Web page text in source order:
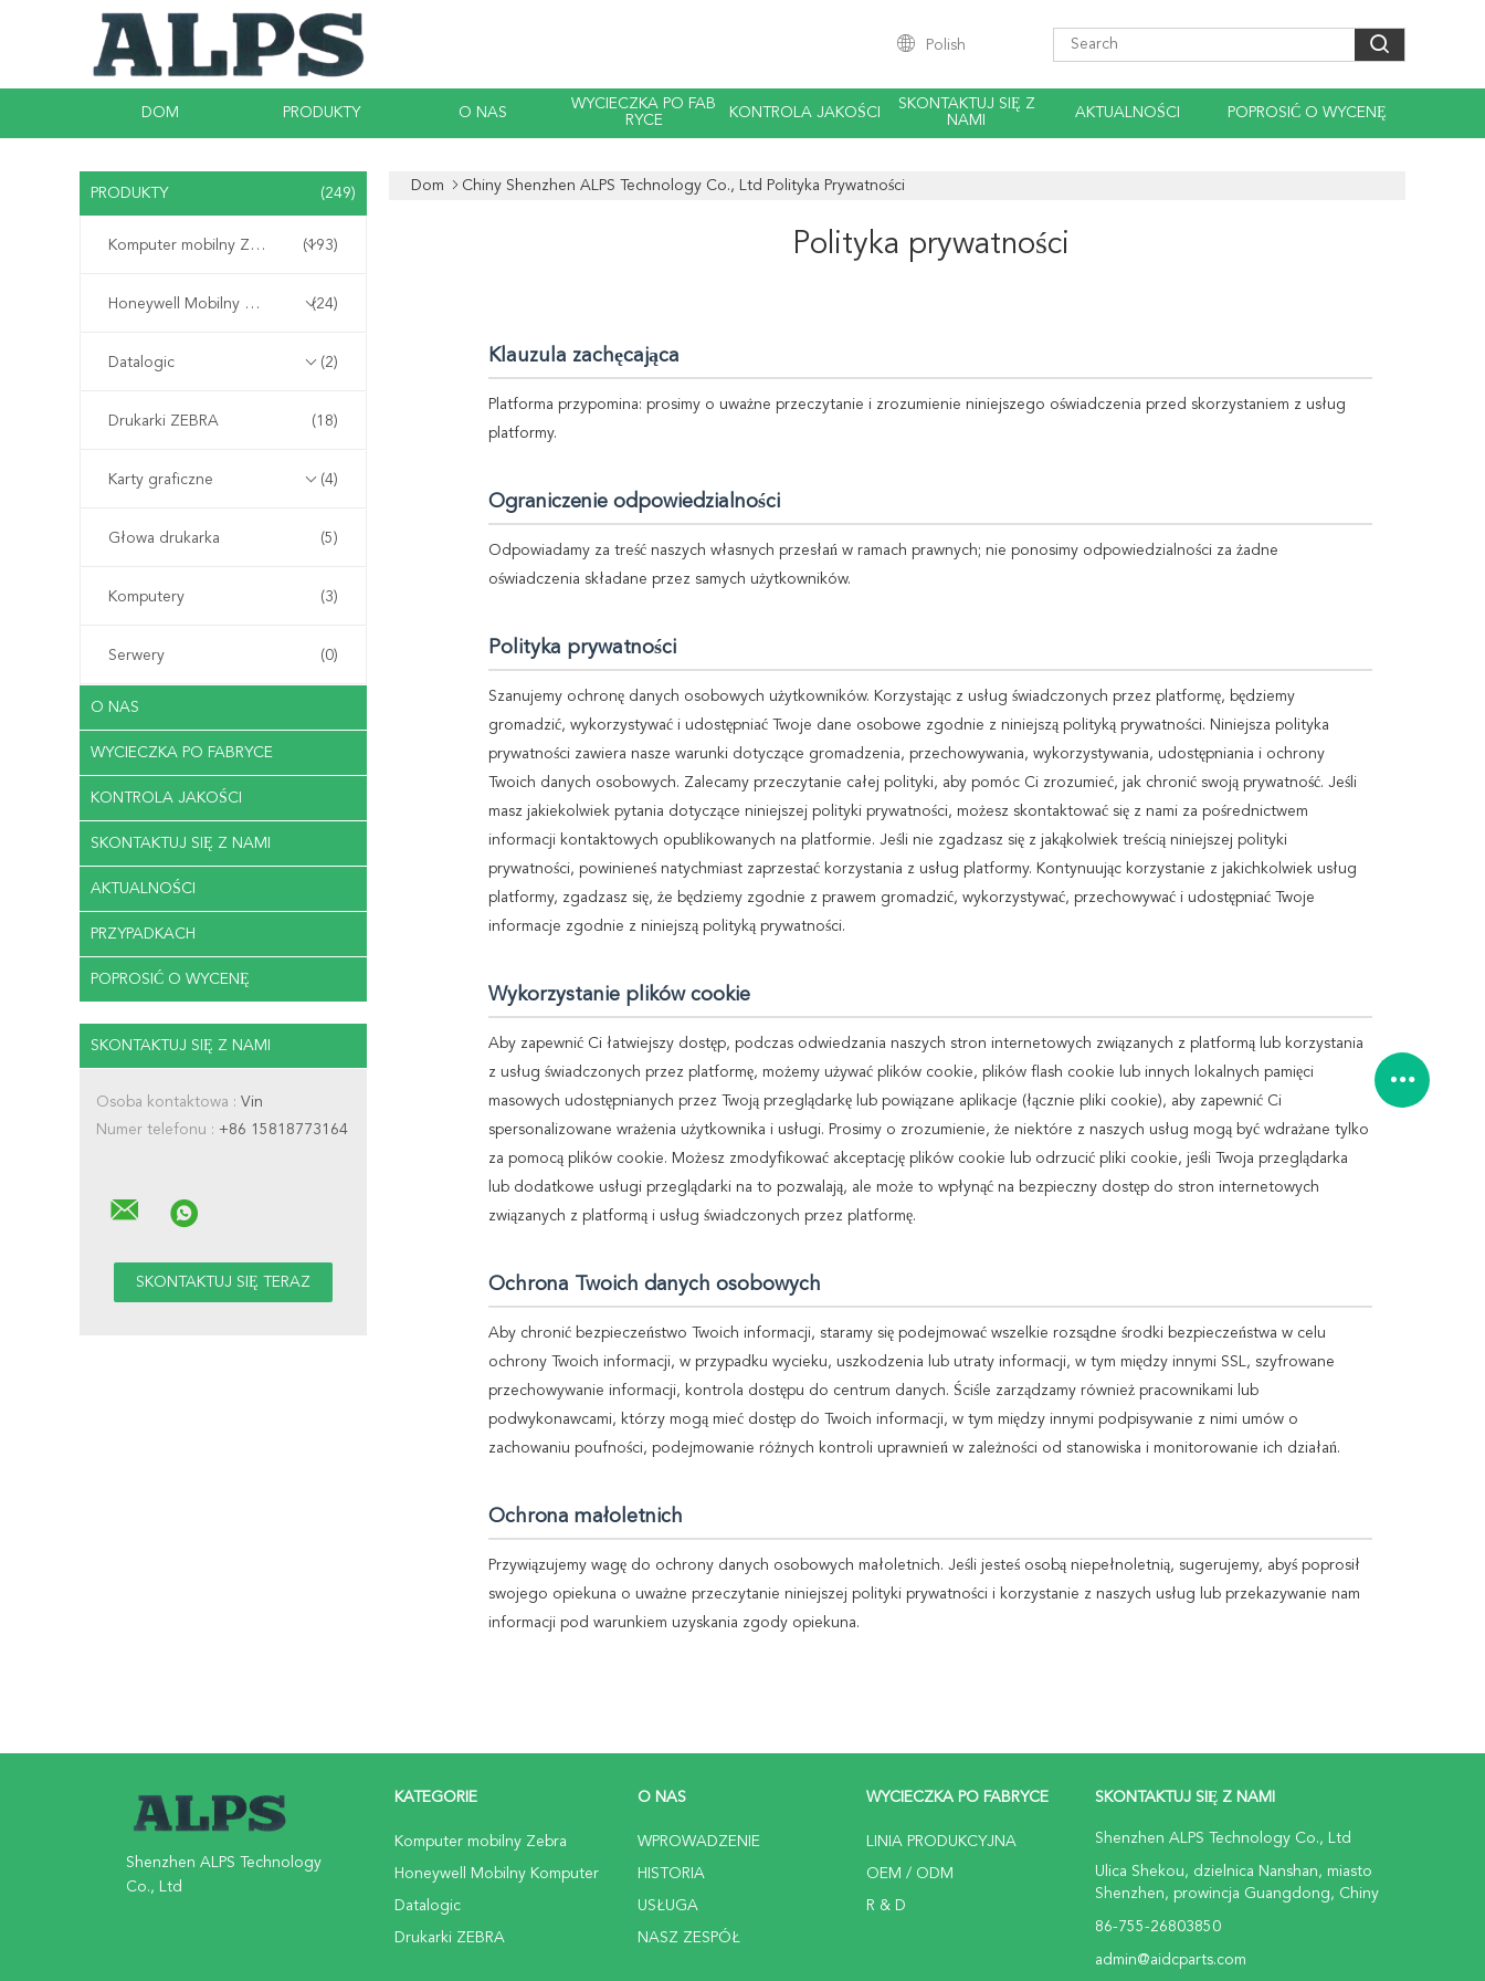
Polish
DOM PRODUKTY O NAS
WYCIECZKA PO FAB
RYCE
KONTROLA JAKOŚCI
SKONTAKTUJ SIĘ Z
NAMI
AKTUALNOŚCI POPROSIĆ O WYCENĘ
PRODUKTY (249)
Komputer mobilny Zebra (193)
Honeywell Mobilny Komputer (24)
Datalogic (2)
Drukarki ZEBRA (18)
Karty graficzne (4)
Głowa drukarka (5)
Komputery (3)
Serwery (0)
O NAS
WYCIECZKA PO FABRYCE
KONTROLA JAKOŚCI
SKONTAKTUJ SIĘ Z NAMI
AKTUALNOŚCI
PRZYPADKACH
POPROSIĆ O WYCENĘ
SKONTAKTUJ SIĘ Z NAMI
Osoba kontaktowa : Vin
Numer telefonu : +86 15818773164
Dom Chiny Shenzhen ALPS Technology Co., Ltd Polityka Prywatności
Polityka prywatności
Klauzula zachęcająca
Platforma przypomina: prosimy o uważne przeczytanie i zrozumienie niniejszego oświadczenia przed skorzystaniem z usług
platformy.
Ograniczenie odpowiedzialności
Odpowiadamy za treść naszych własnych przesłań w ramach prawnych; nie ponosimy odpowiedzialności za żadne
oświadczenia składane przez samych użytkowników.
Polityka prywatności
Szanujemy ochronę danych osobowych użytkowników. Korzystając z usług świadczonych przez platformę, będziemy
gromadzić, wykorzystywać i udostępniać Twoje dane osobowe zgodnie z niniejszą polityką prywatności. Niniejsza polityka
prywatności zawiera nasze warunki dotyczące gromadzenia, przechowywania, wykorzystywania, udostępniania i ochrony
Twoich danych osobowych. Zalecamy przeczytanie całej polityki, aby pomóc Ci zrozumieć, jak chronić swoją prywatność. Jeśli
masz jakiekolwiek pytania dotyczące niniejszej polityki prywatności, możesz skontaktować się z nami za pośrednictwem
informacji kontaktowych opublikowanych na platformie. Jeśli nie zgadzasz się z jakąkolwiek treścią niniejszej polityki
prywatności, powinieneś natychmiast zaprzestać korzystania z usług platformy. Kontynuując korzystanie z jakichkolwiek usług
platformy, zgadzasz się, że będziemy zgodnie z prawem gromadzić, wykorzystywać, przechowywać i udostępniać Twoje
informacje zgodnie z niniejszą polityką prywatności.
Wykorzystanie plików cookie
Aby zapewnić Ci łatwiejszy dostęp, podczas odwiedzania naszych stron internetowych związanych z platformą lub korzystania
z usług świadczonych przez platformę, możemy używać plików cookie, plików flash cookie lub innych lokalnych pamięci
masowych udostępnianych przez Twoją przeglądarkę lub powiązane aplikacje (łącznie pliki cookie), aby zapewnić Ci
spersonalizowane wrażenia użytkownika i usługi. Prosimy o zrozumienie, że niektóre z naszych usług mogą być wdrażane tylko
za pomocą plików cookie. Możesz zmodyfikować akceptację plików cookie lub odrzucić pliki cookie, jeśli Twoja przeglądarka
lub dodatkowe usługi przeglądarki na to pozwalają, ale może to wpłynąć na bezpieczny dostęp do stron internetowych
związanych z platformą i usług świadczonych przez platformę.
Ochrona Twoich danych osobowych
Aby chronić bezpieczeństwo Twoich informacji, staramy się podejmować wszelkie rozsądne środki bezpieczeństwa w celu
ochrony Twoich informacji, w przypadku wycieku, uszkodzenia lub utraty informacji, w tym między innymi SSL, szyfrowane
przechowywanie informacji, kontrola dostępu do centrum danych. Ściśle zarządzamy również pracownikami lub
podwykonawcami, którzy mogą mieć dostęp do Twoich informacji, w tym między innymi podpisywanie z nimi umów o
zachowaniu poufności, podejmowanie różnych kontroli uprawnień w zależności od stanowiska i monitorowanie ich działań.
Ochrona małoletnich
Przywiązujemy wagę do ochrony danych osobowych małoletnich. Jeśli jesteś osobą niepełnoletnią, sugerujemy, abyś poprosił
swojego opiekuna o uważne przeczytanie niniejszej polityki prywatności i korzystanie z naszych usług lub przekazywanie nam
informacji pod warunkiem uzyskania zgody opiekuna.
Shenzhen ALPS Technology
Co., Ltd
KATEGORIE
Komputer mobilny Zebra
Honeywell Mobilny Komputer
Datalogic
Drukarki ZEBRA
O NAS
WPROWADZENIE
HISTORIA
USŁUGA
NASZ ZESPÓŁ
WYCIECZKA PO FABRYCE
LINIA PRODUKCYJNA
OEM / ODM
R & D
SKONTAKTUJ SIĘ Z NAMI
Shenzhen ALPS Technology Co., Ltd
Ulica Shekou, dzielnica Nanshan, miasto
Shenzhen, prowincja Guangdong, Chiny
86-755-26803850
admin@aidcparts.com